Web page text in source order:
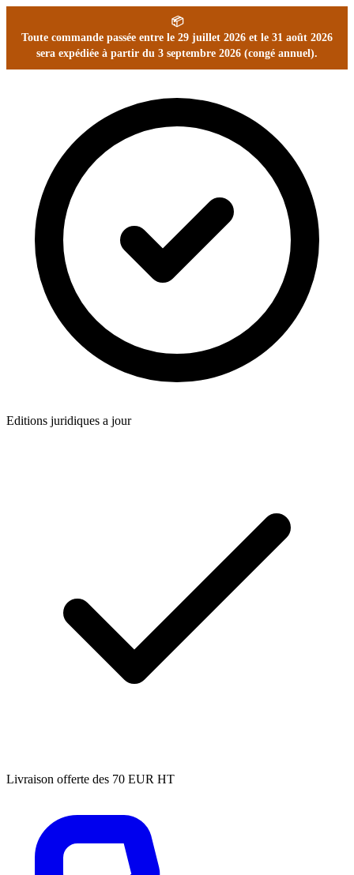
📦
Toute commande passée entre le 29 juillet 2026 et le 31 août 2026
sera expédiée à partir du 3 septembre 2026 (congé annuel).
Editions juridiques a jour
Livraison offerte des 70 EUR HT